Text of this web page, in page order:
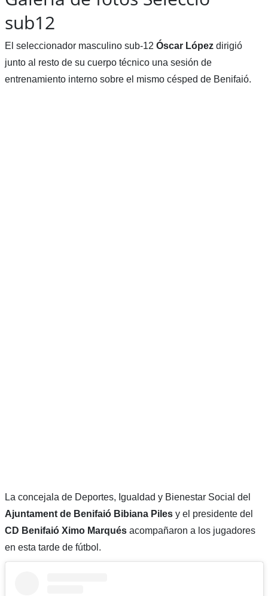
sub12
El seleccionador masculino sub-12 Óscar Lópezdirigió
junto al resto de su cuerpo técnico una sesión de
entrenamiento interno sobre el mismo césped de Benifaió.
La concejala de Deportes, Igualdad y Bienestar Social del
Ajuntament de Benifaió Bibiana Pilesy el presidente del
CD Benifaió Ximo Marqués acompañaron a los jugadores
en esta tarde de fútbol.